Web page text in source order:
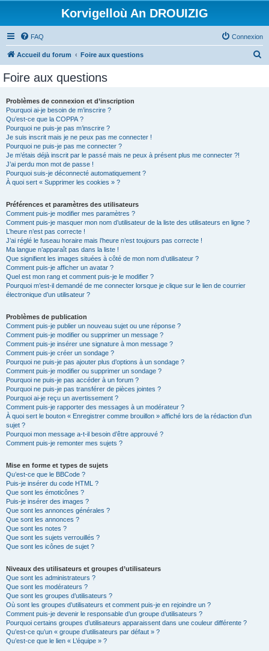
Korvigelloù An DROUIZIG
FAQ Connexion
Accueil du forum Foire aux questions
Foire aux questions
Problèmes de connexion et d’inscription
Pourquoi ai-je besoin de m’inscrire ?
Qu’est-ce que la COPPA ?
Pourquoi ne puis-je pas m’inscrire ?
Je suis inscrit mais je ne peux pas me connecter !
Pourquoi ne puis-je pas me connecter ?
Je m’étais déjà inscrit par le passé mais ne peux à présent plus me connecter ?!
J’ai perdu mon mot de passe !
Pourquoi suis-je déconnecté automatiquement ?
À quoi sert « Supprimer les cookies » ?
Préférences et paramètres des utilisateurs
Comment puis-je modifier mes paramètres ?
Comment puis-je masquer mon nom d’utilisateur de la liste des utilisateurs en ligne ?
L’heure n’est pas correcte !
J’ai réglé le fuseau horaire mais l’heure n’est toujours pas correcte !
Ma langue n’apparaît pas dans la liste !
Que signifient les images situées à côté de mon nom d’utilisateur ?
Comment puis-je afficher un avatar ?
Quel est mon rang et comment puis-je le modifier ?
Pourquoi m’est-il demandé de me connecter lorsque je clique sur le lien de courrier
électronique d’un utilisateur ?
Problèmes de publication
Comment puis-je publier un nouveau sujet ou une réponse ?
Comment puis-je modifier ou supprimer un message ?
Comment puis-je insérer une signature à mon message ?
Comment puis-je créer un sondage ?
Pourquoi ne puis-je pas ajouter plus d’options à un sondage ?
Comment puis-je modifier ou supprimer un sondage ?
Pourquoi ne puis-je pas accéder à un forum ?
Pourquoi ne puis-je pas transférer de pièces jointes ?
Pourquoi ai-je reçu un avertissement ?
Comment puis-je rapporter des messages à un modérateur ?
À quoi sert le bouton « Enregistrer comme brouillon » affiché lors de la rédaction d’un
sujet ?
Pourquoi mon message a-t-il besoin d’être approuvé ?
Comment puis-je remonter mes sujets ?
Mise en forme et types de sujets
Qu’est-ce que le BBCode ?
Puis-je insérer du code HTML ?
Que sont les émoticônes ?
Puis-je insérer des images ?
Que sont les annonces générales ?
Que sont les annonces ?
Que sont les notes ?
Que sont les sujets verrouillés ?
Que sont les icônes de sujet ?
Niveaux des utilisateurs et groupes d’utilisateurs
Que sont les administrateurs ?
Que sont les modérateurs ?
Que sont les groupes d’utilisateurs ?
Où sont les groupes d’utilisateurs et comment puis-je en rejoindre un ?
Comment puis-je devenir le responsable d’un groupe d’utilisateurs ?
Pourquoi certains groupes d’utilisateurs apparaissent dans une couleur différente ?
Qu’est-ce qu’un « groupe d’utilisateurs par défaut » ?
Qu’est-ce que le lien « L’équipe » ?